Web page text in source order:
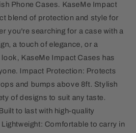
Phone Cases. KaseMe Impact
blend of protection and style for
you're searching for a case with a
a touch of elegance, or a
KaseMe Impact Cases has
Impact Protection: Protects
and bumps above 8ft. Stylish
of designs to suit any taste.
to last with high-quality
Comfortable to carry in